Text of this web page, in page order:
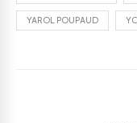
YAROL POUPAUD